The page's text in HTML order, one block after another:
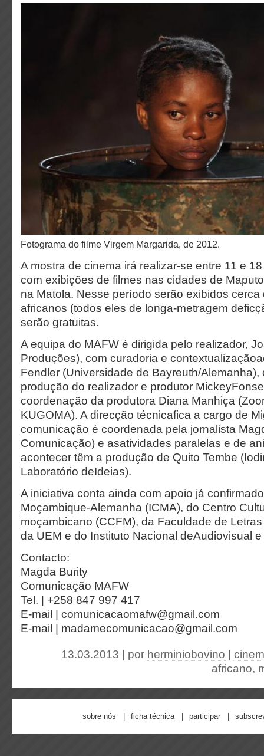
Fotograma do filme Virgem Margarida, de 2012.
A mostra de cinema irá realizar-se entre 11 e
com exibições de filmes nas cidades de
na Matola. Nesse período serão exibidos cerca
africanos (todos eles de longa-metragem
serão gratuitas.
A equipa do MAFW é dirigida pelo realizador,
Produções), com curadoria e
Fendler (Universidade de Bayreuth/Alemanha),
produção do realizador e produtor
coordenação da produtora Diana Manhiça
KUGOMA). A direcção técnicafica a cargo de
comunicação é coordenada pela jornalista
Comunicação) e asatividades paralelas e de
acontecer têm a produção de Quito Tembe
Laboratório deIdeias).
A iniciativa conta ainda com apoio já
Moçambique-Alemanha (ICMA), do Centro
moçambicano (CCFM), da Faculdade de
da UEM e do Instituto Nacional deAudiovisual
Contacto:
Magda Burity
Comunicação MAFW
Tel. | +258 847 997 417
E-mail | comunicacaomafw@gmail.com
E-mail | madamecomunicacao@gmail.com
13.03.2013 | por herminiobovino
africano,
sobre nós ficha técnica participar